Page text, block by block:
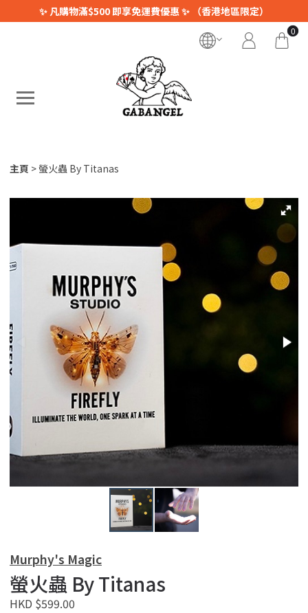
✨ 凡購物滿$500 即享免運費優惠 ✨ （香港地區限定）
0
主頁 螢火蟲 By Titanas
Murphy's Magic
螢火蟲 By Titanas
HKD $599.00